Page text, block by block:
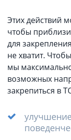
Этих действий
чтобы
для
не хватит.
мы
возможных
закрепиться в